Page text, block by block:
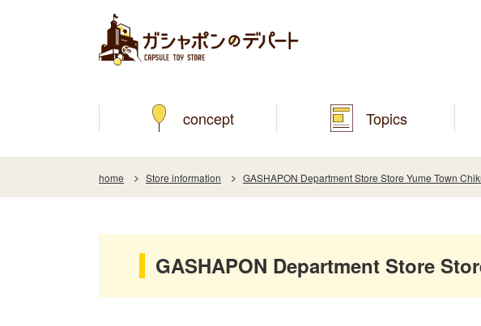
concept Topics
home Store information GASHAPON Department Store Store Yume Town
GASHAPON Department Store